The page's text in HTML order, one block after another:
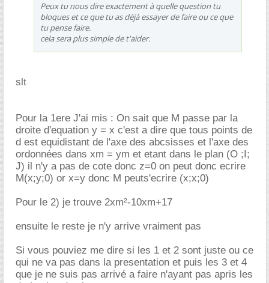
Peux tu nous dire exactement à quelle question tu
bloques et ce que tu as déjà essayer de faire ou ce que
tu pense faire.
cela sera plus simple de t'aider.
slt
Pour la 1ere J'ai mis : On sait que M passe par la
droite d'equation y = x c'est a dire que tous points de
d est equidistant de l'axe des abcsisses et l'axe des
ordonnées dans xm = ym et etant dans le plan (O ;I;
J) il n'y a pas de cote donc z=0 on peut donc ecrire
M(x;y;0) or x=y donc M peuts'ecrire (x;x;0)
Pour le 2) je trouve 2xm²-10xm+17
ensuite le reste je n'y arrive vraiment pas
Si vous pouviez me dire si les 1 et 2 sont juste ou ce
qui ne va pas dans la presentation et puis les 3 et 4
que je ne suis pas arrivé a faire n'ayant pas apris les